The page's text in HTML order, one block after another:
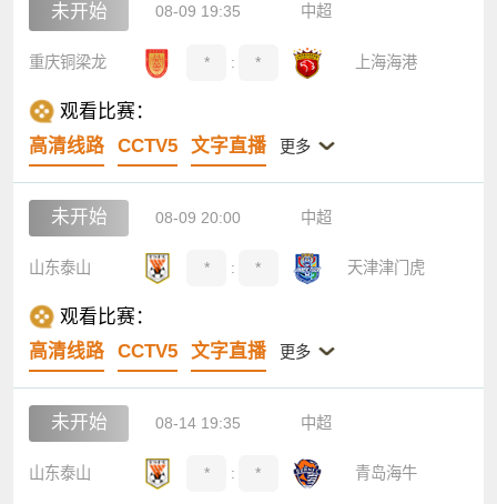
未开始 08-09 19:35 中超
重庆铜梁龙 * : * 上海海港
观看比赛：
高清线路
CCTV5 文字直播 更多
未开始 08-09 20:00 中超
山东泰山 * : * 天津津门虎
观看比赛：
高清线路
CCTV5 文字直播 更多
未开始 08-14 19:35 中超
山东泰山 * : * 青岛海牛